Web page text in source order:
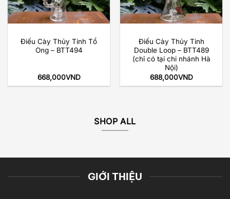
Điếu Cày Thủy Tinh Tổ
Ong – BTT494
668,000VND
Điếu Cày Thủy Tinh
Double Loop – BTT489
(chỉ có tại chi nhánh Hà
Nội)
688,000VND
SHOP ALL
GIỚI THIỆU